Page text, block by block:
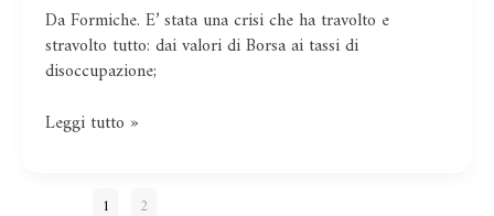
Da Formiche. E’ stata una crisi che ha travolto e
stravolto tutto: dai valori di Borsa ai tassi di
disoccupazione;
vinto
(o
hanno
in
Leggi tutto »
1
2